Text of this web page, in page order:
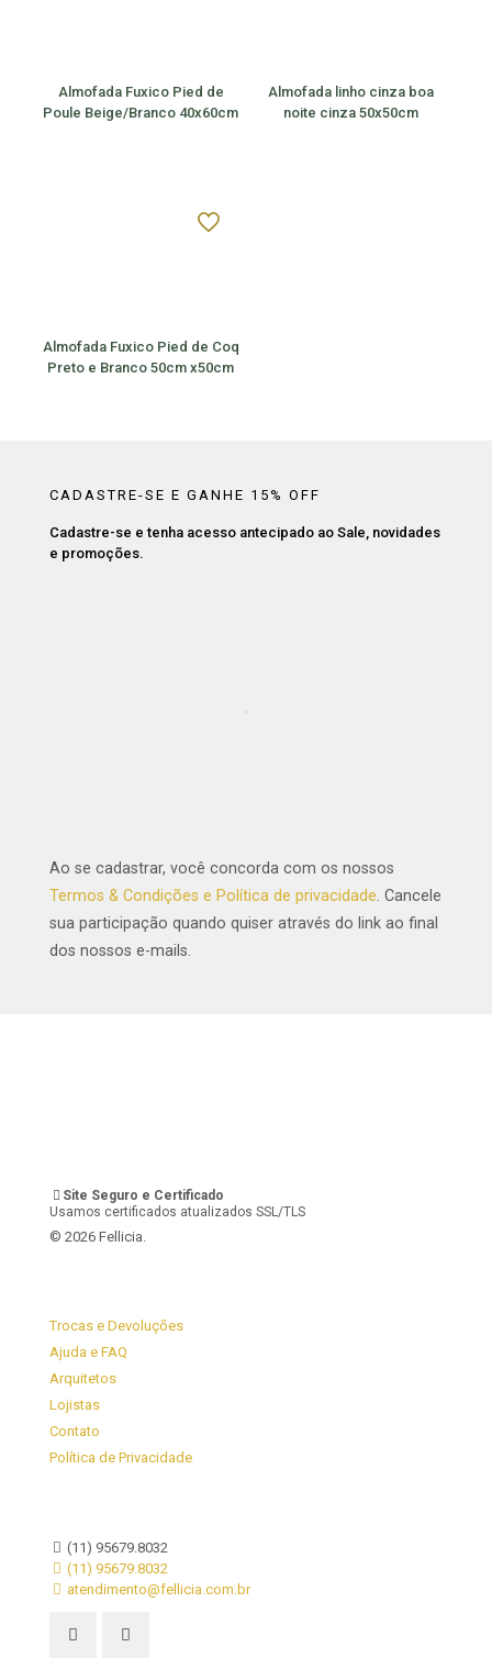
Almofada Fuxico Pied de
Poule Beige/Branco 40x60cm
Almofada linho cinza boa
noite cinza 50x50cm
Almofada Fuxico Pied de Coq
Preto e Branco 50cm x50cm
CADASTRE-SE E GANHE 15% OFF
Cadastre-se e tenha acesso antecipado ao Sale, novidades
e promoções.
Ao se cadastrar, você concorda com os nossos
Termos & Condições e Política de privacidade . Cancele
sua participação quando quiser através do link ao final
dos nossos e-mails.
Site Seguro e Certificado
Usamos certificados atualizados SSL/TLS
© 2026 Fellicia.
Trocas e Devoluções
Ajuda e FAQ
Arquitetos
Lojistas
Contato
Política de Privacidade
(11) 95679.8032
(11) 95679.8032
atendimento@fellicia.com.br